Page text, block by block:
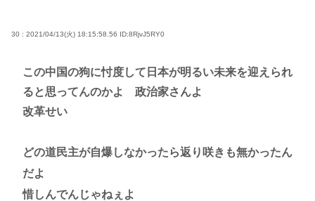
30 : 2021/04/13(火) 18:15:58.56 ID:8RjvJ5RY0
この中国の狗に忖度して日本が明るい未来を迎えられ
ると思ってんのかよ 政治家さんよ
改革せい
どの道民主が自爆しなかったら返り咲きも無かったん
だよ
惜しんでんじゃねぇよ